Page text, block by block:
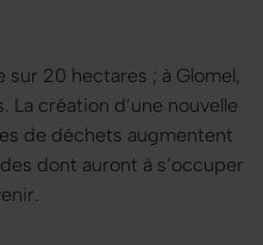
sur 20 hectares ; à Glomel,
création d’une nouvelle
de déchets augmentent
dont auront à s’occuper